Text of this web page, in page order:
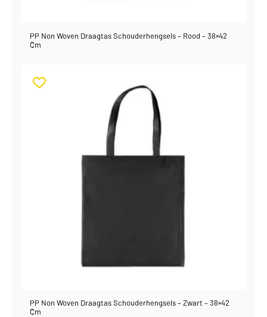
PP Non Woven Draagtas Schouderhengsels – Rood – 38×42
Cm
PP Non Woven Draagtas Schouderhengsels – Zwart – 38×42
Cm